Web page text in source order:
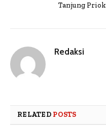
Tanjung Priok
Redaksi
RELATED POSTS